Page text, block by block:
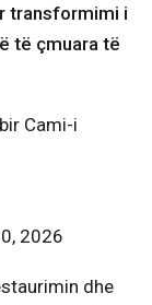
transformimi i
të çmuara të
Cami-i
2026
dhe